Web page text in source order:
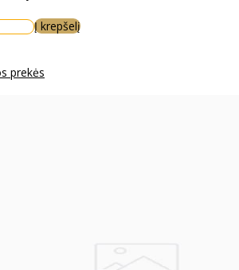
Į krepšelį
prekės